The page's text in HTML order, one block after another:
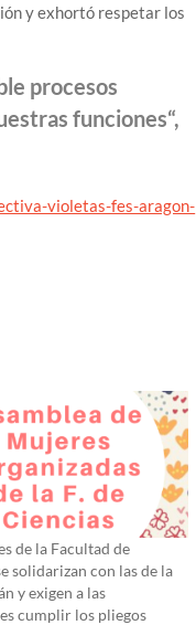
y exhortó respetar los
procesos
funciones“,
violetas-fes-aragon-
de la Facultad de
solidarizan con las de la
y exigen a las
cumplir los pliegos